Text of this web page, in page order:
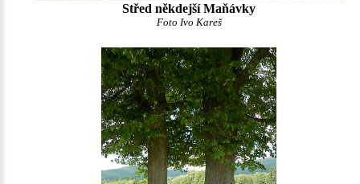
Střed někdejší Maňávky
Foto Ivo Kareš